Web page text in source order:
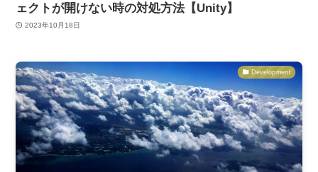
ェクトが開けない時の対処方法【Unity】
2023年10月18日
Development